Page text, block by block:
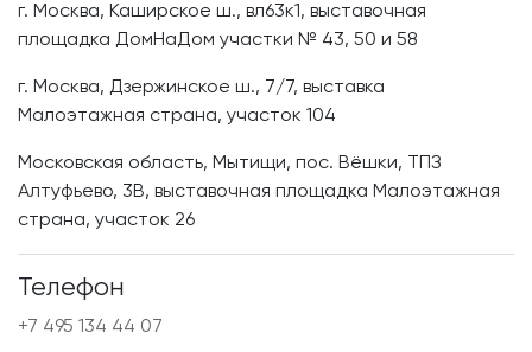
г. Москва, Каширское ш., вл63к1, выставочная
площадка ДомНаДом участки № 43, 50 и 58
г. Москва, Дзержинское ш., 7/7, выставка
Малоэтажная страна, участок 104
Московская область, Мытищи, пос. Вёшки, ТПЗ
Алтуфьево, 3В, выставочная площадка Малоэтажная
страна, участок 26
Телефон
+7 495 134 44 07